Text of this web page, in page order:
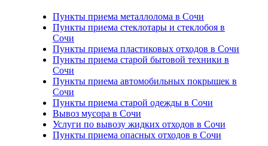
Пункты приема металлолома в Сочи
Пункты приема стеклотары и стеклобоя в
Сочи
Пункты приема пластиковых отходов в Сочи
Пункты приема старой бытовой техники в
Сочи
Пункты приема автомобильных покрышек в
Сочи
Пункты приема старой одежды в Сочи
Вывоз мусора в Сочи
Услуги по вывозу жидких отходов в Сочи
Пункты приема опасных отходов в Сочи